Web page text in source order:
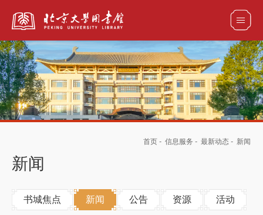
全部资源
首页 - 信息服务 - 最新动态 - 新闻
新闻
书城焦点 新闻 公告 资源 活动